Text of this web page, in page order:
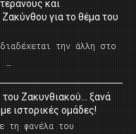
και
για το θέμα του
την άλλη στο
…
Ζακυνθιακού… ξανά
ιστορικές ομάδες!
τη φανέλα του